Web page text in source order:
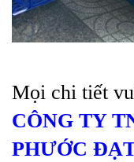
Mọi chi tiết
CÔNG TY
PHƯỚC